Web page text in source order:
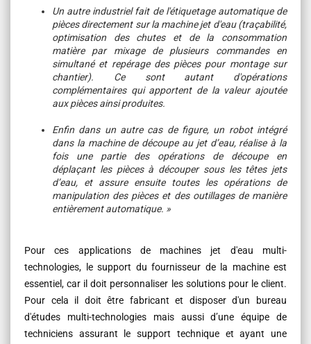
Un autre industriel fait de l'étiquetage automatique de
pièces directement sur la machine jet d'eau (traçabilité,
optimisation des chutes et de la consommation
matière par mixage de plusieurs commandes en
simultané et repérage des pièces pour montage sur
chantier). Ce sont autant d'opérations
complémentaires qui apportent de la valeur ajoutée
aux pièces ainsi produites.
Enfin dans un autre cas de figure, un robot intégré
dans la machine de découpe au jet d’eau, réalise à la
fois une partie des opérations de découpe en
déplaçant les pièces à découper sous les têtes jets
d’eau, et assure ensuite toutes les opérations de
manipulation des pièces et des outillages de manière
entièrement automatique. »
Pour ces applications de machines jet d'eau multi-
technologies, le support du fournisseur de la machine est
essentiel, car il doit personnaliser les solutions pour le client.
Pour cela il doit être fabricant et disposer d'un bureau
d'études multi-technologies mais aussi d’une équipe de
techniciens assurant le support technique et ayant une